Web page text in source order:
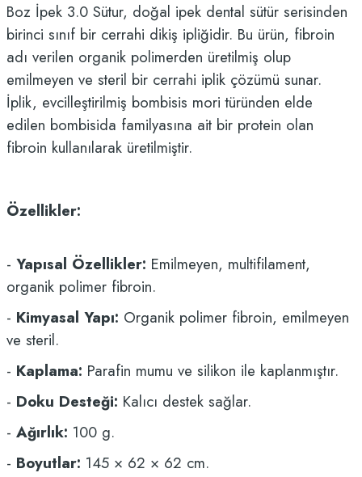
Boz İpek 3.0 Sütur, doğal ipek dental sütür serisinden
birinci sınıf bir cerrahi dikiş ipliğidir. Bu ürün, fibroin
adı verilen organik polimerden üretilmiş olup
emilmeyen ve steril bir cerrahi iplik çözümü sunar.
İplik, evcilleştirilmiş bombisis mori türünden elde
edilen bombisida familyasına ait bir protein olan
fibroin kullanılarak üretilmiştir.
Özellikler:
- Yapısal Özellikler: Emilmeyen, multifilament,
organik polimer fibroin.
- Kimyasal Yapı: Organik polimer fibroin, emilmeyen
ve steril.
- Kaplama: Parafin mumu ve silikon ile kaplanmıştır.
- Doku Desteği: Kalıcı destek sağlar.
- Ağırlık: 100 g.
- Boyutlar: 145 × 62 × 62 cm.